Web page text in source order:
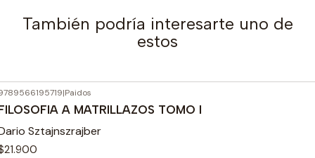
También podría interesarte uno de
estos
|Paidos
A MATRILLAZOS TOMO I
Sztajnszrajber